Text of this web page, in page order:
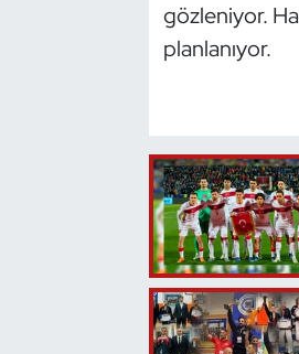
gözleniyor.
planlanıyor.
Motor Sporları
Oryantiring
Özel Sporcular